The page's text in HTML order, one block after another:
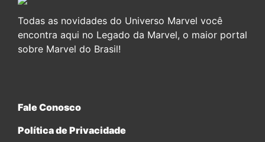
Todas as novidades do Universo Marvel você
encontra aqui no Legado da Marvel, o maior portal
sobre Marvel do Brasil!
Fale Conosco
Política de Privacidade